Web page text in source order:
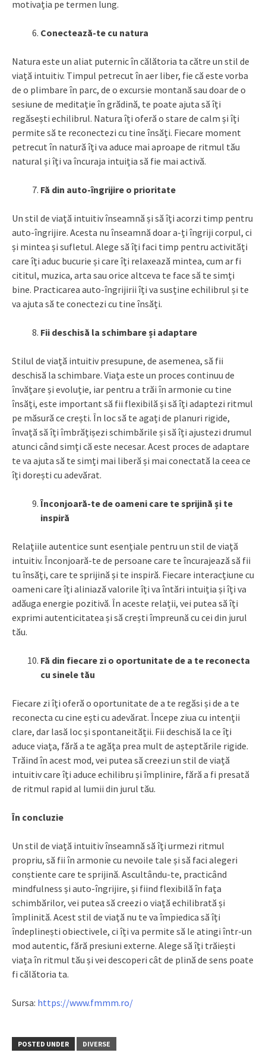
motivația pe termen lung.
Conectează-te cu natura
Natura este un aliat puternic în călătoria ta către un stil de
viață intuitiv. Timpul petrecut în aer liber, fie că este vorba
de o plimbare în parc, de o excursie montană sau doar de o
sesiune de meditație în grădină, te poate ajuta să îți
regăsești echilibrul. Natura îți oferă o stare de calm și îți
permite să te reconectezi cu tine însăți. Fiecare moment
petrecut în natură îți va aduce mai aproape de ritmul tău
natural și îți va încuraja intuiția să fie mai activă.
Fă din auto-îngrijire o prioritate
Un stil de viață intuitiv înseamnă și să îți acorzi timp pentru
auto-îngrijire. Acesta nu înseamnă doar a-ți îngriji corpul, ci
și mintea și sufletul. Alege să îți faci timp pentru activități
care îți aduc bucurie și care îți relaxează mintea, cum ar fi
cititul, muzica, arta sau orice altceva te face să te simți
bine. Practicarea auto-îngrijirii îți va susține echilibrul și te
va ajuta să te conectezi cu tine însăți.
Fii deschisă la schimbare și adaptare
Stilul de viață intuitiv presupune, de asemenea, să fii
deschisă la schimbare. Viața este un proces continuu de
învățare și evoluție, iar pentru a trăi în armonie cu tine
însăți, este important să fii flexibilă și să îți adaptezi ritmul
pe măsură ce crești. În loc să te agați de planuri rigide,
învață să îți îmbrățișezi schimbările și să îți ajustezi drumul
atunci când simți că este necesar. Acest proces de adaptare
te va ajuta să te simți mai liberă și mai conectată la ceea ce
îți dorești cu adevărat.
Înconjoară-te de oameni care te sprijină și te
inspiră
Relațiile autentice sunt esențiale pentru un stil de viață
intuitiv. Înconjoară-te de persoane care te încurajează să fii
tu însăți, care te sprijină și te inspiră. Fiecare interacțiune cu
oameni care îți aliniază valorile îți va întări intuiția și îți va
adăuga energie pozitivă. În aceste relații, vei putea să îți
exprimi autenticitatea și să crești împreună cu cei din jurul
tău.
Fă din fiecare zi o oportunitate de a te reconecta
cu sinele tău
Fiecare zi îți oferă o oportunitate de a te regăsi și de a te
reconecta cu cine ești cu adevărat. Începe ziua cu intenții
clare, dar lasă loc și spontaneității. Fii deschisă la ce îți
aduce viața, fără a te agăța prea mult de așteptările rigide.
Trăind în acest mod, vei putea să creezi un stil de viață
intuitiv care îți aduce echilibru și împlinire, fără a fi presată
de ritmul rapid al lumii din jurul tău.
În concluzie
Un stil de viață intuitiv înseamnă să îți urmezi ritmul
propriu, să fii în armonie cu nevoile tale și să faci alegeri
conștiente care te sprijină. Ascultându-te, practicând
mindfulness și auto-îngrijire, și fiind flexibilă în fața
schimbărilor, vei putea să creezi o viață echilibrată și
împlinită. Acest stil de viață nu te va împiedica să îți
îndeplinești obiectivele, ci îți va permite să le atingi într-un
mod autentic, fără presiuni externe. Alege să îți trăiești
viața în ritmul tău și vei descoperi cât de plină de sens poate
fi călătoria ta.
Sursa: https://www.fmmm.ro/
POSTED UNDER DIVERSE